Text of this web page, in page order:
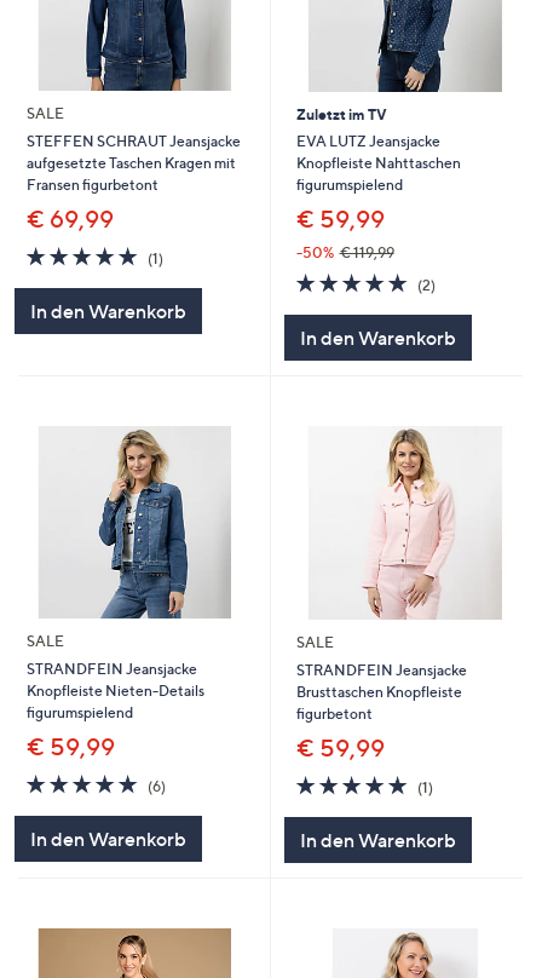
SALE
STEFFEN SCHRAUT Jeansjacke
aufgesetzte Taschen Kragen mit
Fransen figurbetont
€ 69,99
5.0
von
(1)1
In den Warenkorb
Zuletzt im TV
EVA LUTZ Jeansjacke
Knopfleiste Nahttaschen
figurumspielend
€ 59,99
-50% € 119,99
5.0
von
(2)2
In den Warenkorb
SALE
STRANDFEIN Jeansjacke
Knopfleiste Nieten-Details
figurumspielend
€ 59,99
5.0
von
(6)6
In den Warenkorb
SALE
STRANDFEIN Jeansjacke
Brusttaschen Knopfleiste
figurbetont
€ 59,99
5.0
von
(1)1
In den Warenkorb